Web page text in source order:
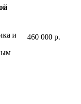
и
460 000 р.